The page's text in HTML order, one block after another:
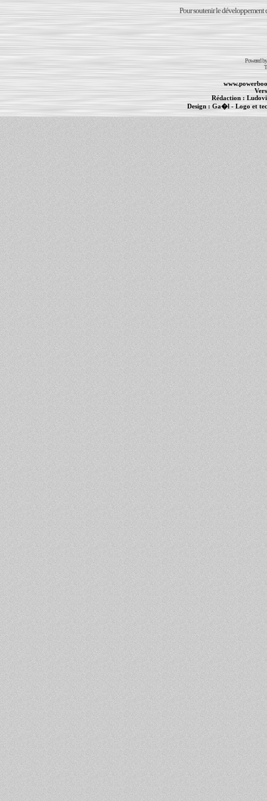
Pour soutenir le développement
Powered
Rédaction :
Design :Ga�l- Logo et
PowerBook